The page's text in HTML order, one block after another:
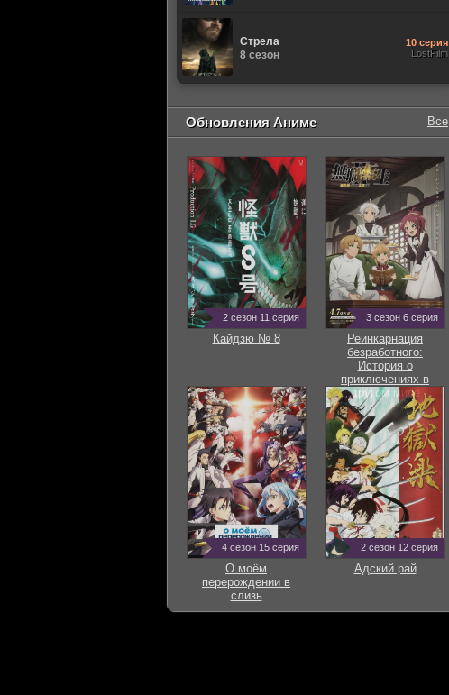
Стрела
8 сезон
10 серия
LostFilm
Обновления Аниме Все
2 сезон 11 серия
Кайдзю № 8
3 сезон 6 серия
Реинкарнация
безработного:
История о
приключениях в
другом мире
4 сезон 15 серия
О моём
перерождении в
слизь
2 сезон 12 серия
Адский рай